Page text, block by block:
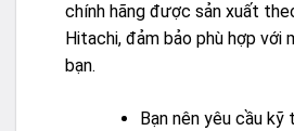
chính hãng được sản xuất
Hitachi, đảm bảo phù hợp với
bạn.
Bạn nên yêu cầu